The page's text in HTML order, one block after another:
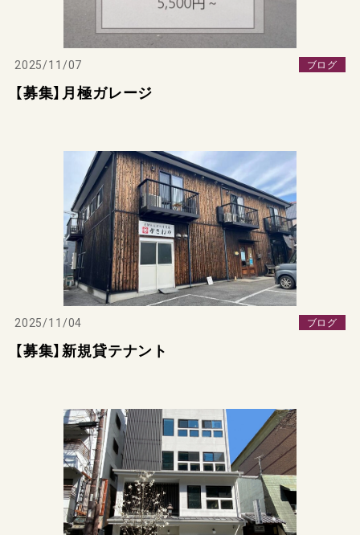
2025/11/07 ブログ
【募集】月極ガレージ
2025/11/04 ブログ
【募集】新規貸テナント